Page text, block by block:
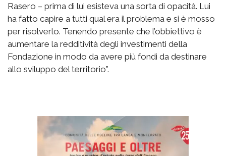
Rasero – prima di lui esisteva una sorta di opacità. Lui
ha fatto capire a tutti qual era il problema e si è mosso
per risolverlo. Tenendo presente che l’obbiettivo è
aumentare la redditività degli investimenti della
Fondazione in modo da avere più fondi da destinare
allo sviluppo del territorio”.